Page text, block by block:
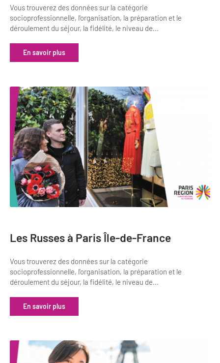
Vous trouverez des données sur la catégorie
socioprofessionnelle, l'organisation, la préparation et le
déroulement du séjour, la fidélité, le niveau de...
En savoir plus
Les Russes à Paris Île-de-France
Vous trouverez des données sur la catégorie
socioprofessionnelle, l'organisation, la préparation et le
déroulement du séjour, la fidélité, le niveau de...
En savoir plus